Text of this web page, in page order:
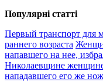
Популярнi статтi
Первый транспорт для
раннего возраста
напавшего на нее,
Николаевщине женщине
нападавшего его же